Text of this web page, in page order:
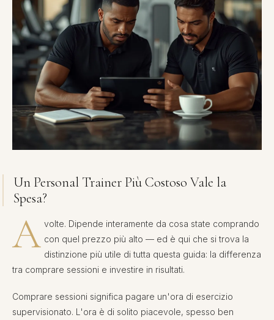
Un Personal Trainer Più Costoso Vale la
Spesa?
A volte. Dipende interamente da cosa state comprando
con quel prezzo più alto — ed è qui che si trova la
distinzione più utile di tutta questa guida: la differenza
tra comprare sessioni e investire in risultati.
Comprare sessioni significa pagare un'ora di esercizio
supervisionato. L'ora è di solito piacevole, spesso ben